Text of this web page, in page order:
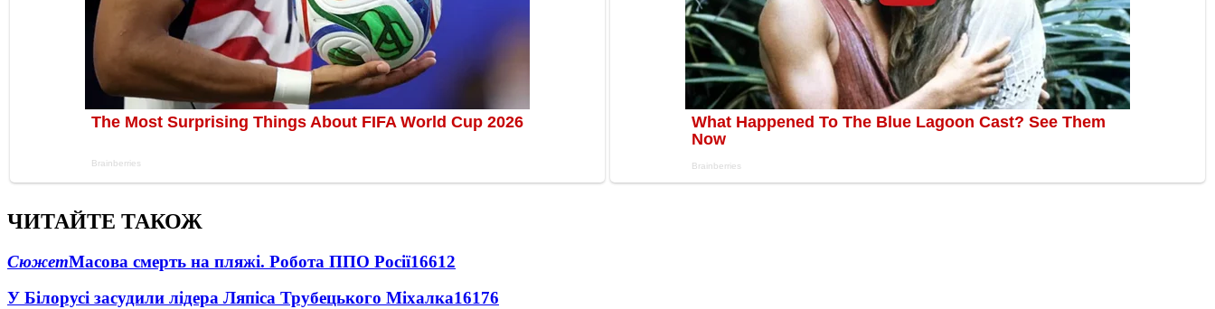
ЧИТАЙТЕ ТАКОЖ
СюжетМасова смерть на пляжі. Робота ППО Росії16612
У Білорусі засудили лідера Ляпіса Трубецького Міхалка16176